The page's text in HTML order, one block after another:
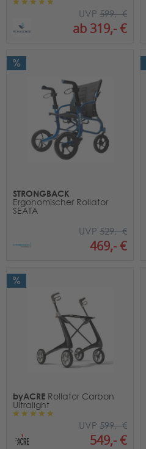
ab 319,- €
UVP 599,- €
STRONGBACK
Ergonomischer Rollator
SEATA
469,- €
UVP 529,- €
byACRE Rollator Carbon
Ultralight
549,- €
UVP 599,- €